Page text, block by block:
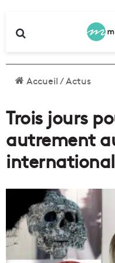
Accueil/Actus
Trois jours
autrement